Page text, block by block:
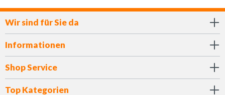
Wir sind für Sie da
Informationen
Shop Service
Top Kategorien